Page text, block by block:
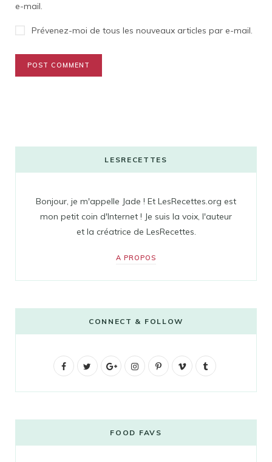
e-mail.
Prévenez-moi de tous les nouveaux articles par e-mail.
LESRECETTES
Bonjour, je m'appelle Jade ! Et LesRecettes.org est
mon petit coin d'Internet ! Je suis la voix, l'auteur
et la créatrice de LesRecettes.
A PROPOS
CONNECT & FOLLOW
F
b
t
G
g
l
I
t
a
P
e
V
o
l
FOOD FAVS